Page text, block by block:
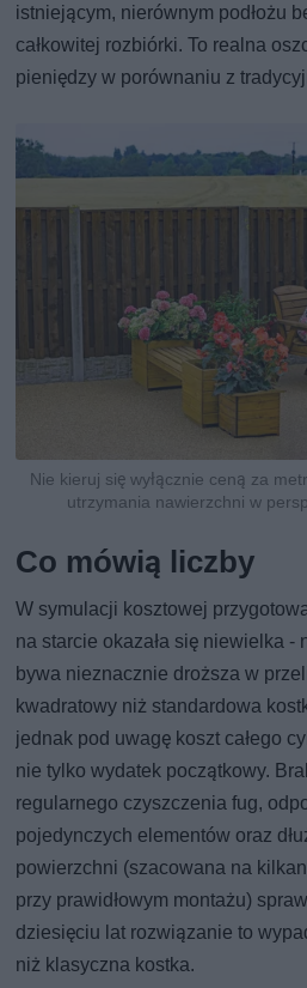
istniejącym, nierównym podłożu
całkowitej rozbiórki. To realna
pieniędzy w porównaniu z
Nie kieruj się wyłącznie ceną za
utrzymania nawierzchni w
Co mówią liczby
W symulacji kosztowej
na starcie okazała się niewielka
bywa nieznacznie droższa w
kwadratowy niż standardowa
jednak pod uwagę koszt całego
nie tylko wydatek początkowy.
regularnego czyszczenia fug,
pojedynczych elementów oraz
powierzchni (szacowana na
przy prawidłowym montażu)
dziesięciu lat rozwiązanie to
niż klasyczna kostka.